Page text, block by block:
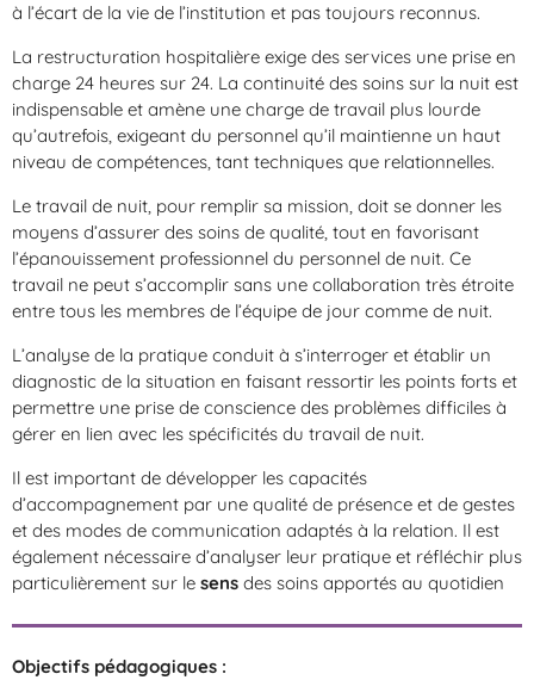
à l’écart de la vie de l’institution et pas toujours reconnus.
La restructuration hospitalière exige des services une prise en
charge 24 heures sur 24. La continuité des soins sur la nuit est
indispensable et amène une charge de travail plus lourde
qu’autrefois, exigeant du personnel qu’il maintienne un haut
niveau de compétences, tant techniques que relationnelles.
Le travail de nuit, pour remplir sa mission, doit se donner les
moyens d’assurer des soins de qualité, tout en favorisant
l’épanouissement professionnel du personnel de nuit. Ce
travail ne peut s’accomplir sans une collaboration très étroite
entre tous les membres de l’équipe de jour comme de nuit.
L’analyse de la pratique conduit à s’interroger et établir un
diagnostic de la situation en faisant ressortir les points forts et
permettre une prise de conscience des problèmes difficiles à
gérer en lien avec les spécificités du travail de nuit.
Il est important de développer les capacités
d’accompagnement par une qualité de présence et de gestes
et des modes de communication adaptés à la relation. Il est
également nécessaire d’analyser leur pratique et réfléchir plus
particulièrement sur le sens des soins apportés au quotidien
Objectifs pédagogiques :